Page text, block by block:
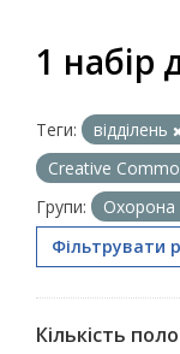
1 набір
Теги: відділень
Creative
Групи:
Охорона
Фільтрувати
Кількість